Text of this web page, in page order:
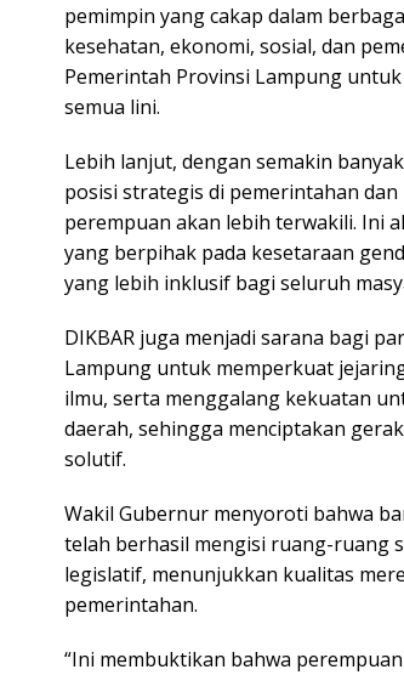
pemimpin yang cakap dalam
kesehatan, ekonomi, sosial, dan
Pemerintah Provinsi Lampung
semua lini.
Lebih lanjut, dengan semakin
posisi strategis di pemerintahan
perempuan akan lebih terwakili. Ini
yang berpihak pada kesetaraan
yang lebih inklusif bagi seluruh
DIKBAR juga menjadi sarana bagi
Lampung untuk memperkuat
ilmu, serta menggalang kekuatan
daerah, sehingga menciptakan
solutif.
Wakil Gubernur menyoroti bahwa
telah berhasil mengisi ruang-ruang
legislatif, menunjukkan kualitas
pemerintahan.
“Ini membuktikan bahwa